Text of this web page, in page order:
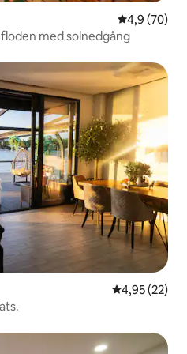
4,9 av 5 i
4,9 (70)
med solnedgång
4,95 av 5 i
4,95 (22)